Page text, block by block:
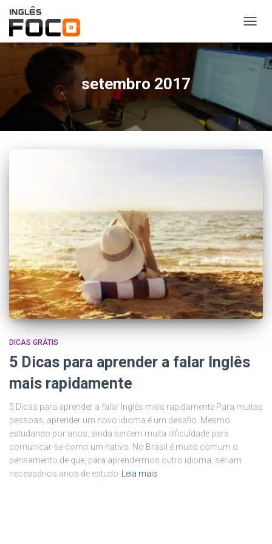
setembro 2017
DICAS GRÁTIS
5 Dicas para aprender a falar Inglês
mais rapidamente
5 Dicas para aprender a falar Inglês mais rapidamente Para muitas
pessoas, aprender um novo idioma é um desafio. Mesmo
estudando por anos, ainda sentem muita dificuldade para
comunicar-se como um nativo. No Brasil é muito comum o
pensamento de que, para aprendermos outro idioma, seriam
necessários anos de estudo
Leia mais